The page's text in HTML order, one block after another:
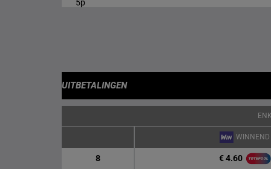
5p
UITBETALINGEN
WINNEND
8 € 4.60